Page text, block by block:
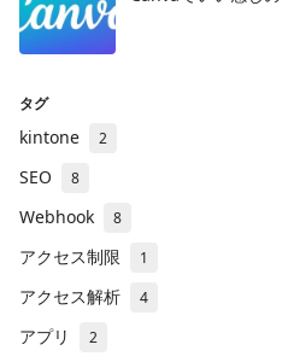
タグ
kintone 2
SEO 8
Webhook 8
アクセス制限 1
アクセス解析 4
アプリ 2